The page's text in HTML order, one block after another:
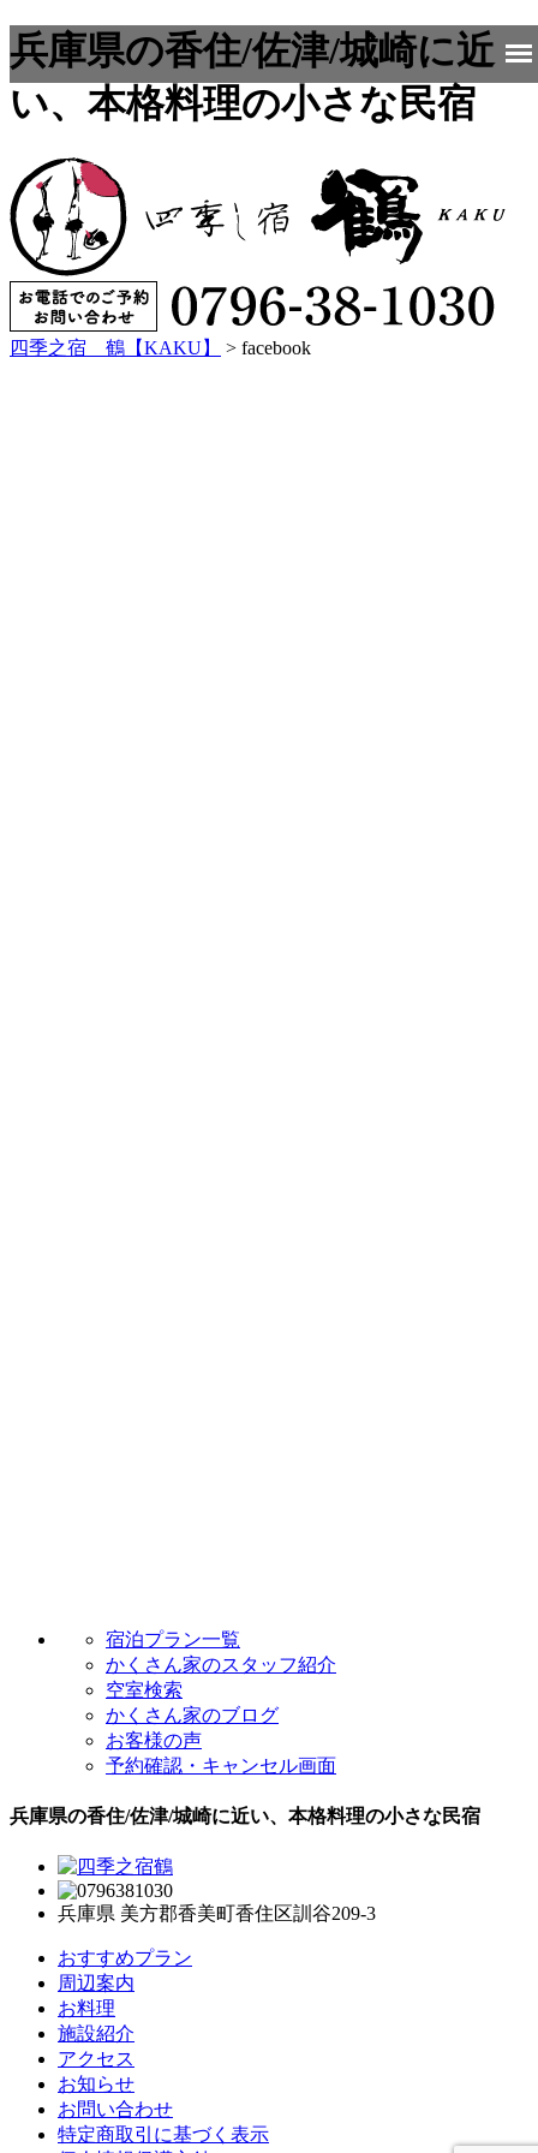
兵庫県の香住/佐津/城崎に近
い、本格料理の小さな民宿
四季之宿 鶴【KAKU】 > facebook
宿泊プラン一覧
かくさん家のスタッフ紹介
空室検索
かくさん家のブログ
お客様の声
予約確認・キャンセル画面
兵庫県の香住/佐津/城崎に近い、本格料理の小さな民宿
兵庫県 美方郡香美町香住区訓谷209-3
おすすめプラン
周辺案内
お料理
施設紹介
アクセス
お知らせ
お問い合わせ
特定商取引に基づく表示